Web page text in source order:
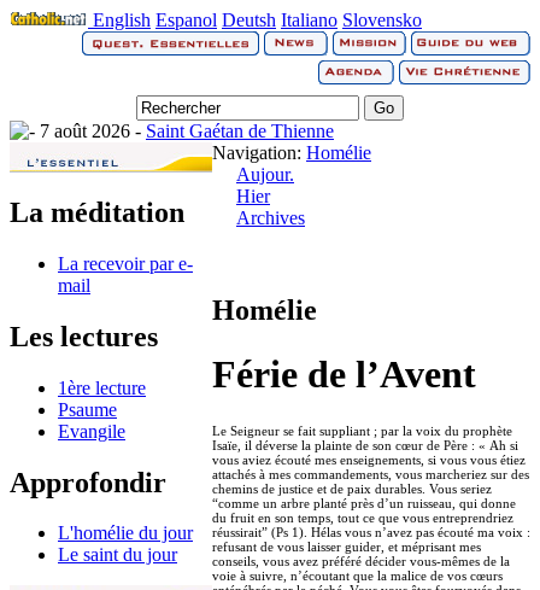
English Espanol Deutsh Italiano Slovensko
7 août 2026 - Saint Gaétan de Thienne
La méditation
La recevoir par e-
mail
Les lectures
1ère lecture
Psaume
Evangile
Approfondir
L'homélie du jour
Le saint du jour
Navigation: Homélie
Aujour.
Hier
Archives
Homélie
Férie de l’Avent
Le Seigneur se fait suppliant ; par la voix du prophète
Isaïe, il déverse la plainte de son cœur de Père : « Ah si
vous aviez écouté mes enseignements, si vous vous étiez
attachés à mes commandements, vous marcheriez sur des
chemins de justice et de paix durables. Vous seriez
“comme un arbre planté près d’un ruisseau, qui donne
du fruit en son temps, tout ce que vous entreprendriez
réussirait” (Ps 1). Hélas vous n’avez pas écouté ma voix :
refusant de vous laisser guider, et méprisant mes
conseils, vous avez préféré décider vous-mêmes de la
voie à suivre, n’écoutant que la malice de vos cœurs